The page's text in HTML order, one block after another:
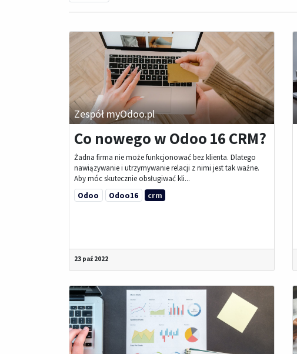
Zespół myOdoo.pl
Co nowego w Odoo 16 CRM?
Żadna firma nie może funkcjonować bez klienta. Dlatego
nawiązywanie i utrzymywanie relacji z nimi jest tak ważne.
Aby móc skutecznie obsługiwać kli...
Odoo
Odoo16 crm
23 paź 2022